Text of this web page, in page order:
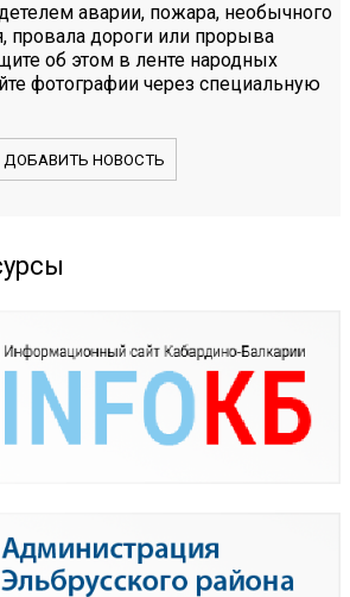
аварии, пожара, необычного
провала дороги или прорыва
об этом в ленте народных
фотографии через специальную
ДОБАВИТЬ НОВОСТЬ